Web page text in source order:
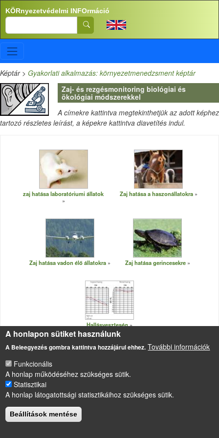
Ugrás a tartalomra
KÖRnyezetvédelmi INFOrmáció
Search
Képtár> Gyakorlati alkalmazás: környezetmenedzsment képtár
Zaj- és rezgésmonitoring biológiai és
ökológiai módszerekkel
A címekre kattintva megtekinthetjük az adott képhez
tartozó részletes leírást, a képekre kattintva diavetítés indul.
zaj hatása laboratóriumi állatok Zaj hatása a haszonállatokra
Zaj hatása vadon élő állatokra Zaj hatása gerincesekre
Hallásveszteség
LÁBLÉC
Impresszum
Sütikezelési szabályzat
Drupalalapú webhely
A honlapon sütiket használunk
A Beleegyezés gombra kattintva hozzájárul ehhez. További információk
Funkcionális
A honlap működéséhez szükséges sütik.
Statisztikai
A honlap látogatottsági statisztikáihoz szükséges sütik.
Beállítások mentése